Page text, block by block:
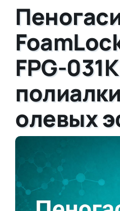
FPG-
олевых